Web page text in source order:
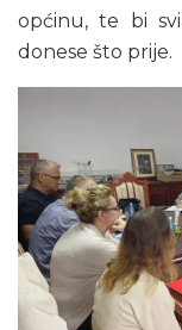
općinu, te bi
donese što prije.